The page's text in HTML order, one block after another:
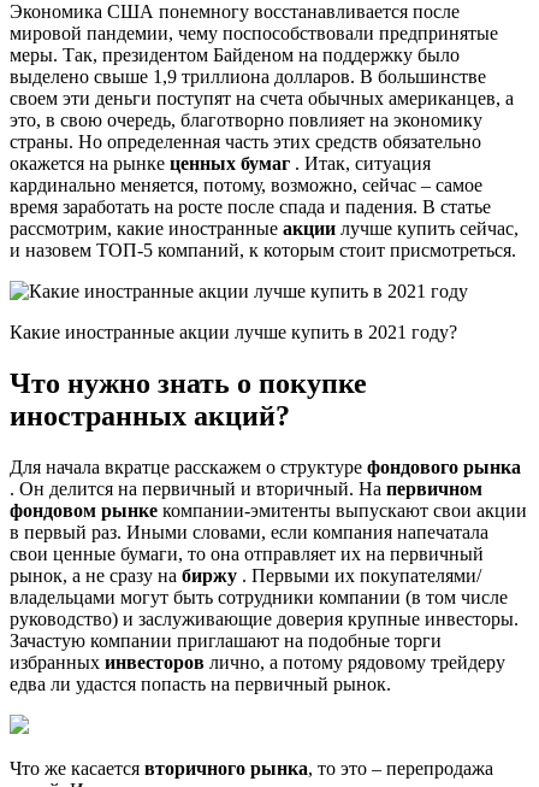
Экономика США понемногу восстанавливается после
мировой пандемии, чему поспособствовали предпринятые
меры. Так, президентом Байденом на поддержку было
выделено свыше 1,9 триллиона долларов. В большинстве
своем эти деньги поступят на счета обычных американцев, а
это, в свою очередь, благотворно повлияет на экономику
страны. Но определенная часть этих средств обязательно
окажется на рынке ценных бумаг . Итак, ситуация
кардинально меняется, потому, возможно, сейчас – самое
время заработать на росте после спада и падения. В статье
рассмотрим, какие иностранные акции лучше купить сейчас,
и назовем ТОП-5 компаний, к которым стоит присмотреться.
Какие иностранные акции лучше купить в 2021 году?
Что нужно знать о покупке
иностранных акций?
Для начала вкратце расскажем о структуре фондового рынка
. Он делится на первичный и вторичный. На первичном
фондовом рынке компании-эмитенты выпускают свои акции
в первый раз. Иными словами, если компания напечатала
свои ценные бумаги, то она отправляет их на первичный
рынок, а не сразу на биржу . Первыми их покупателями/
владельцами могут быть сотрудники компании (в том числе
руководство) и заслуживающие доверия крупные инвесторы.
Зачастую компании приглашают на подобные торги
избранных инвесторов лично, а потому рядовому трейдеру
едва ли удастся попасть на первичный рынок.
Что же касается вторичного рынка, то это – перепродажа